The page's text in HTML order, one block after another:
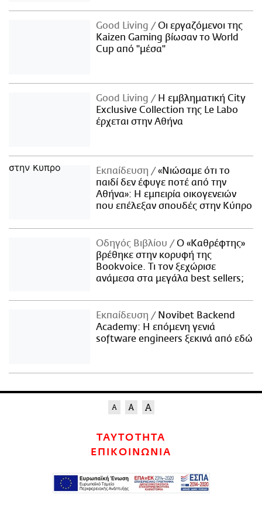
Good Living
Οι εργαζόμενοι της
Kaizen Gaming βίωσαν το World
Cup από "μέσα"
Good Living
Η εμβληματική City
Exclusive Collection της Le Labo
έρχεται στην Αθήνα
Εκπαίδευση
«Νιώσαμε ότι το
παιδί δεν έφυγε ποτέ από την
Αθήνα»: Η εμπειρία οικογενειών
που επέλεξαν σπουδές στην Κύπρο
Οδηγός Βιβλίου
Ο «Καθρέφτης»
βρέθηκε στην κορυφή της
Bookvoice. Τι τον ξεχώρισε
ανάμεσα στα μεγάλα best sellers;
Εκπαίδευση
Novibet Backend
Academy: Η επόμενη γενιά
software engineers ξεκινά από εδώ
ΤΑΥΤΟΤΗΤΑ
ΕΠΙΚΟΙΝΩΝΙΑ